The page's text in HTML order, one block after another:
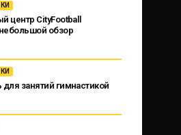
центр CityFootball
обзор
для занятий гимнастикой